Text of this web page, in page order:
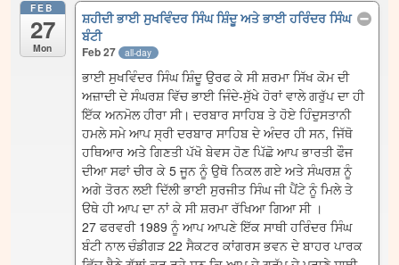
FEB
27
Mon
ਸ਼ਹੀਦੀ ਭਾਈ ਸੁਖਵਿੰਦਰ ਸਿੰਘ ਸ਼ਿੰਦੂ ਅਤੇ ਭਾਈ ਹਰਿੰਦਰ ਸਿੰਘ
ਬੰਟੀ
Feb 27 all-day
ਭਾਈ ਸੁਖਵਿੰਦਰ ਸਿੰਘ ਸ਼ਿੰਦੂ ਉਰਫ ਕੇ ਸੀ ਸ਼ਰਮਾ ਸਿੱਖ ਕੋਮ ਦੀ
ਅਜ਼ਾਦੀ ਦੇ ਸੰਘਰਸ਼ ਵਿੱਚ ਭਾਈ ਜਿੰਦੇ-ਸੁੱਖੇ ਹੋਰਾਂ ਵਾਲੇ ਗਰੁੱਪ ਦਾ ਹੀ
ਇੱਕ ਅਨਮੋਲ ਹੀਰਾ ਸੀ। ਦਰਬਾਰ ਸਾਹਿਬ ਤੇ ਹੋਏ ਹਿੰਦੁਸਤਾਨੀ
ਹਮਲੇ ਸਮੇ ਆਪ ਸ੍ਰੀ ਦਰਬਾਰ ਸਾਹਿਬ ਦੇ ਅੰਦਰ ਹੀ ਸਨ, ਜਿੱਥੋ
ਹਥਿਆਰ ਅਤੇ ਗਿਣਤੀ ਪੱਖੋ ਬੇਵਸ ਹੋਣ ਪਿੱਛੋ ਆਪ ਭਾਰਤੀ ਫੌਜ
ਦੀਆ ਸਫਾਂ ਚੀਰ ਕੇ 5 ਜੂਨ ਨੂੰ ਉਥੋ ਨਿਕਲ ਗਏ ਅਤੇ ਸੰਘਰਸ਼ ਨੂੰ
ਅਗੇ ਤੋਰਨ ਲਈ ਦਿੱਲੀ ਭਾਈ ਸੁਰਜੀਤ ਸਿੰਘ ਜੀ ਪੈਂਟੇ ਨੂੰ ਮਿਲੇ ਤੇ
ੳਥੇ ਹੀ ਆਪ ਦਾ ਨਾਂ ਕੇ ਸੀ ਸ਼ਰਮਾ ਰੱਖਿਆ ਗਿਆ ਸੀ ।
27 ਫਰਵਰੀ 1989 ਨੂੰ ਆਪ ਆਪਣੇ ਇੱਕ ਸਾਥੀ ਹਰਿੰਦਰ ਸਿੰਘ
ਬੰਟੀ ਨਾਲ ਚੰਡੀਗੜ 22 ਸੈਕਟਰ ਕਾਂਗਰਸ ਭਵਨ ਦੇ ਬਾਹਰ ਪਾਰਕ